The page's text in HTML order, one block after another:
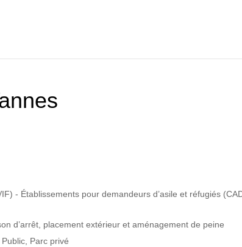
- Établissements pour demandeurs d’asile et réfugiés
d’arrêt, placement extérieur et aménagement de peine
Parc privé